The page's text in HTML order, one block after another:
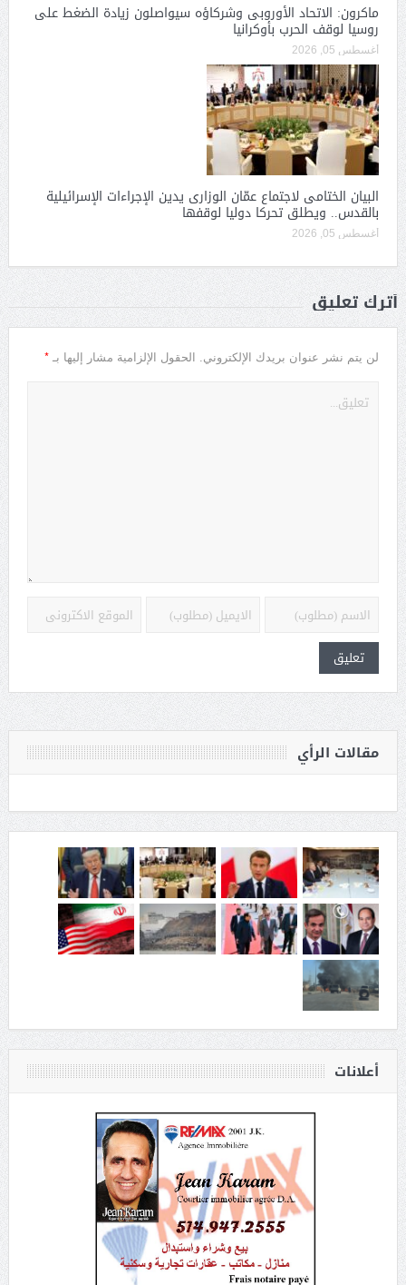
ماكرون: الاتحاد الأوروبى وشركاؤه سيواصلون زيادة الضغط على
روسيا لوقف الحرب بأوكرانيا
أغسطس 05, 2026
البيان الختامى لاجتماع عمّان الوزارى يدين الإجراءات الإسرائيلية
بالقدس.. ويطلق تحركا دوليا لوقفها
أغسطس 05, 2026
أترك تعليق
لن يتم نشر عنوان بريدك الإلكتروني. الحقول الإلزامية مشار إليها بـ *
مقالات الرأي
أعلانات